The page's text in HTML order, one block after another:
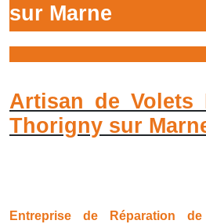
sur Marne
Artisan de Volets
Thorigny sur
Entreprise de Réparation